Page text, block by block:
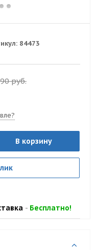
84473
руб.
В корзину
- Бесплатно!